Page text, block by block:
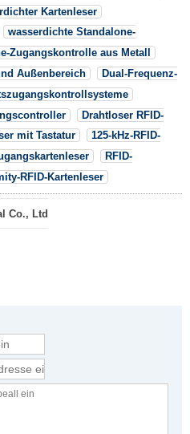
Kartenleser
wasserdichte Standalone-
Zugangskontrolle aus Metall
Außenbereich
Dual-Frequenz-
Drahtloser RFID-
mit Tastatur
125-kHz-RFID-
RFID-
RFID-Kartenleser
Co., Ltd